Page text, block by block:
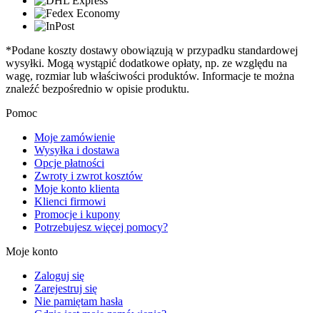
*Podane koszty dostawy obowiązują w przypadku standardowej
wysyłki. Mogą wystąpić dodatkowe opłaty, np. ze względu na
wagę, rozmiar lub właściwości produktów. Informacje te można
znaleźć bezpośrednio w opisie produktu.
Pomoc
Moje zamówienie
Wysyłka i dostawa
Opcje płatności
Zwroty i zwrot kosztów
Moje konto klienta
Klienci firmowi
Promocje i kupony
Potrzebujesz więcej pomocy?
Moje konto
Zaloguj się
Zarejestruj się
Nie pamiętam hasła